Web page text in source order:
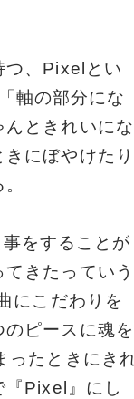
つ、Pixelとい
軸の部分にな
ときれいにな
にぼやけたり
をすることが
きたっていう
にこだわりを
ピースに魂を
ったときにき
『Pixel』にし